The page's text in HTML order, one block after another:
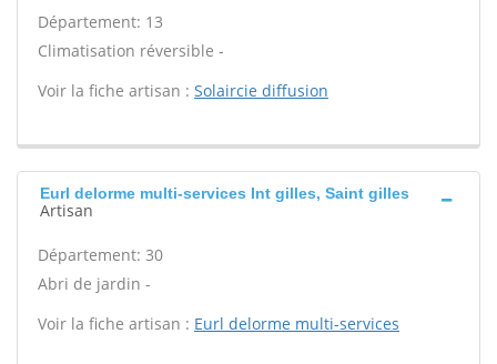
Département: 13
Climatisation réversible -
Voir la fiche artisan : Solaircie diffusion
Eurl delorme multi-services Int gilles, Saint gilles
Artisan
Département: 30
Abri de jardin -
Voir la fiche artisan : Eurl delorme multi-services